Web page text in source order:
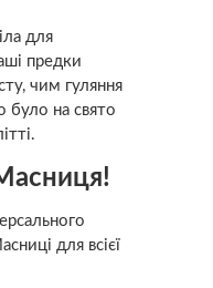
для
предки
чим гуляння
було на свято
для всієї